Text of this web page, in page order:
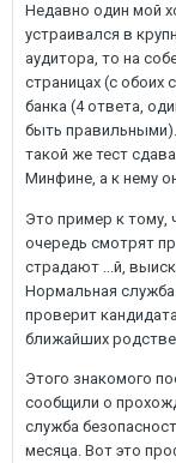
Недавно один мой
устраивался в
аудитора, то на
страницах (с обоих
банка (4 ответа,
быть
такой же тест
Минфине, а к нему
Это пример к тому,
очередь смотрят
страдают ...й,
Нормальная служба
проверит
ближайших
Этого знакомого
сообщили о
служба
месяца. Вот это